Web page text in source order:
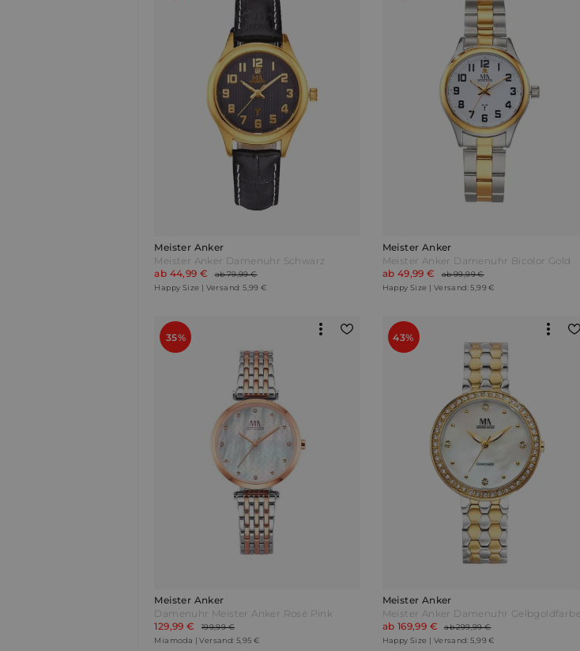
Meister Anker
Meister Anker Damenuhr Schwarz
ab 44,99 €
ab 79,99 €
Happy Size | Versand: 5,99 €
Meister Anker
Meister Anker Damenuhr Bicolor Gold
ab 49,99 €
ab 99,99 €
Happy Size | Versand: 5,99 €
35%
Meister Anker
Damenuhr Meister Anker Rosé Pink
129,99 €
199,99 €
Miamoda | Versand: 5,95 €
43%
Meister Anker
ab 169,99 €
ab 299,99 €
Happy Size | Versand: 5,99 €